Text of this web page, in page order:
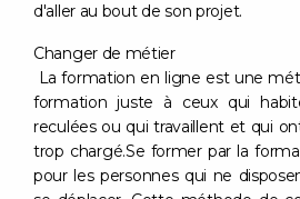
d'aller au bout de son projet.
Changer de métier
La formation en ligne est une
formation juste à ceux qui
reculées ou qui travaillent et qui
trop chargé.Se former par la
pour les personnes qui ne